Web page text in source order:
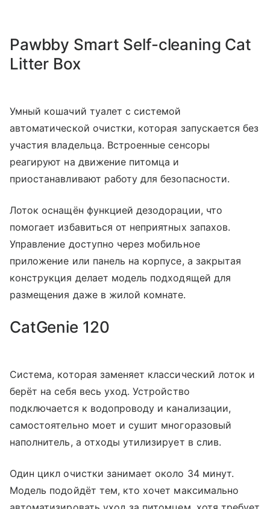
Pawbby Smart Self-cleaning Cat
Litter Box
Умный кошачий туалет с системой
автоматической очистки, которая запускается без
участия владельца. Встроенные сенсоры
реагируют на движение питомца и
приостанавливают работу для безопасности.
Лоток оснащён функцией дезодорации, что
помогает избавиться от неприятных запахов.
Управление доступно через мобильное
приложение или панель на корпусе, а закрытая
конструкция делает модель подходящей для
размещения даже в жилой комнате.
CatGenie 120
Система, которая заменяет классический лоток и
берёт на себя весь уход. Устройство
подключается к водопроводу и канализации,
самостоятельно моет и сушит многоразовый
наполнитель, а отходы утилизирует в слив.
Один цикл очистки занимает около 34 минут.
Модель подойдёт тем, кто хочет максимально